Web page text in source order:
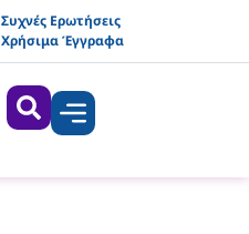
Συχνές Ερωτήσεις
Χρήσιμα Έγγραφα